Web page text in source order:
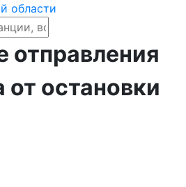
области
отправления
от остановки